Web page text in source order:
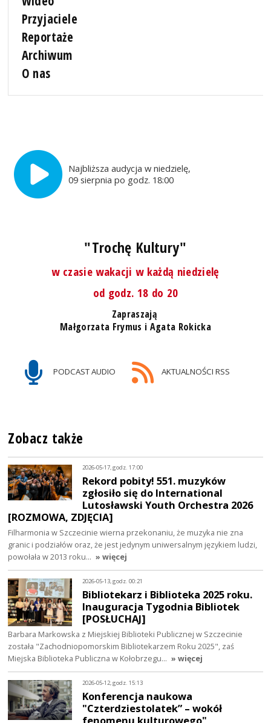
Przyjaciele
Reportaże
Archiwum
O nas
Najbliższa audycja w niedzielę,
09 sierpnia po godz. 18:00
"Trochę Kultury"
w czasie wakacji w każdą niedzielę
od godz. 18 do 20
Zapraszają
Małgorzata Frymus i Agata Rokicka
PODCAST AUDIO AKTUALNOŚCI RSS
Zobacz także
2026-05-17, godz. 17:00
Rekord pobity! 551. muzyków
zgłosiło się do International
Lutosławski Youth Orchestra 2026
[ROZMOWA, ZDJĘCIA]
Filharmonia w Szczecinie wierna przekonaniu, że muzyka nie zna
granic i podziałów oraz, że jest jedynym uniwersalnym językiem ludzi,
powołała w 2013 roku… » więcej
2026-05-13, godz. 00:21
Bibliotekarz i Biblioteka 2025 roku.
Inauguracja Tygodnia Bibliotek
[POSŁUCHAJ]
Barbara Markowska z Miejskiej Biblioteki Publicznej w Szczecinie
została "Zachodniopomorskim Bibliotekarzem Roku 2025", zaś
Miejska Biblioteka Publiczna w Kołobrzegu… » więcej
2026-05-12, godz. 15:13
Konferencja naukowa
"Czterdziestolatek” – wokół
fenomenu kulturowego"